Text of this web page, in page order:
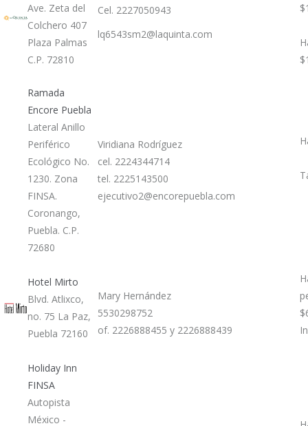
Ave. Zeta del
Colchero 407
Plaza Palmas
C.P. 72810
Cel. 2227050943
lq6543sm2@laquinta.com
Ramada
Encore Puebla
Lateral Anillo
Periférico
Ecológico No.
1230. Zona
FINSA.
Coronango,
Puebla. C.P.
72680
Viridiana Rodríguez
cel. 2224344714
tel. 2225143500
ejecutivo2@encorepuebla.com
Hotel Mirto
Blvd. Atlixco,
no. 75 La Paz,
Puebla 72160
Mary Hernández
5530298752
of. 2226888455 y 2226888439
Holiday Inn
FINSA
Autopista
México -